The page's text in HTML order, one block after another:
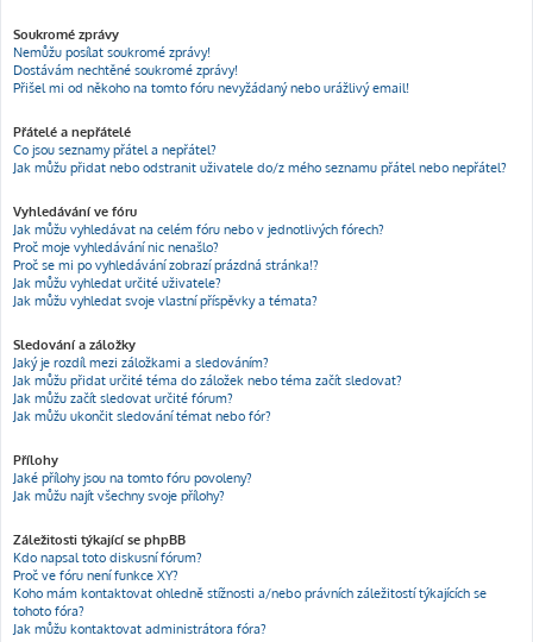
Soukromé zprávy
Nemůžu posílat soukromé zprávy!
Dostávám nechtěné soukromé zprávy!
Přišel mi od někoho na tomto fóru nevyžádaný nebo urážlivý email!
Přátelé a nepřátelé
Co jsou seznamy přátel a nepřátel?
Jak můžu přidat nebo odstranit uživatele do/z mého seznamu přátel nebo nepřátel?
Vyhledávání ve fóru
Jak můžu vyhledávat na celém fóru nebo v jednotlivých fórech?
Proč moje vyhledávání nic nenašlo?
Proč se mi po vyhledávání zobrazí prázdná stránka!?
Jak můžu vyhledat určité uživatele?
Jak můžu vyhledat svoje vlastní příspěvky a témata?
Sledování a záložky
Jaký je rozdíl mezi záložkami a sledováním?
Jak můžu přidat určité téma do záložek nebo téma začít sledovat?
Jak můžu začít sledovat určité fórum?
Jak můžu ukončit sledování témat nebo fór?
Přílohy
Jaké přílohy jsou na tomto fóru povoleny?
Jak můžu najít všechny svoje přílohy?
Záležitosti týkající se phpBB
Kdo napsal toto diskusní fórum?
Proč ve fóru není funkce XY?
Koho mám kontaktovat ohledně stížnosti a/nebo právních záležitostí týkajících se
tohoto fóra?
Jak můžu kontaktovat administrátora fóra?